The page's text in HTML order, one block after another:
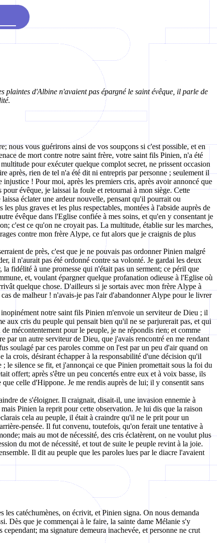
plaintes d'Albine n'avaient pas épargné le saint évêque, il parle de
nous vous guérirons ainsi de vos soupçons si c'est possible, et en
de mort contre notre saint frère, votre saint fils Pinien, n'a été
pour exécuter quelque complot secret, ne prissent occasion
après, rien de tel n'a été dit ni entrepris par personne ; seulement il
! Pour moi, après les premiers cris, après avoir annoncé que
évêque, je laissai la foule et retournai à mon siège. Cette
éclater une ardeur nouvelle, pensant qu'il pourrait ou
plus graves et les plus respectables, montées à l'abside auprès de
évêque dans l'Eglise confiée à mes soins, et qu'en y consentant je
c'est ce qu'on ne croyait pas. La multitude, établie sur les marches,
contre mon frère Alype, ce fut alors que je craignis de plus
de près, c'est que je ne pouvais pas ordonner Pinien malgré
il n'aurait pas été ordonné contre sa volonté. Je gardai les deux
fidélité à une promesse qui n'était pas un serment; ce péril que
et, voulant épargner quelque profanation odieuse à l'Eglise où
quelque chose. D'ailleurs si je sortais avec mon frère Alype à
de malheur ! n'avais-je pas l'air d'abandonner Alype pour le livrer
notre saint fils Pinien m'envoie un serviteur de Dieu ; il
cris du peuple qui pensait bien qu'il ne se parjurerait pas, et qui
mécontentement pour le peuple, je ne répondis rien; et comme
par un autre serviteur de Dieu, que j'avais rencontré en me rendant
soulagé par ces paroles comme on l'est par un peu d'air quand on
crois, désirant échapper à la responsabilité d'une décision qu'il
le silence se fit, et j'annonçai ce que Pinien promettait sous la foi du
offert; après s'être un peu concertés entre eux et à voix basse, ils
celle d'Hippone. Je me rendis auprès de lui; il y consentit sans
de s'éloigner. Il craignait, disait-il, une invasion ennemie à
Pinien la reprit pour cette observation. Je lui dis que la raison
cela au peuple, il était à craindre qu'il ne le prit pour un
pensée. Il fut convenu, toutefois, qu'on ferait une tentative à
mais au mot de nécessité, des cris éclatèrent, on ne voulut plus
du mot de nécessité, et tout de suite le peuple revint à la joie.
Il dit au peuple que les paroles lues par le diacre l'avaient
catéchumènes, on écrivit, et Pinien signa. On nous demanda
Dès que je commençai à le faire, la sainte dame Mélanie s'y
ma signature demeura inachevée, et personne ne crut